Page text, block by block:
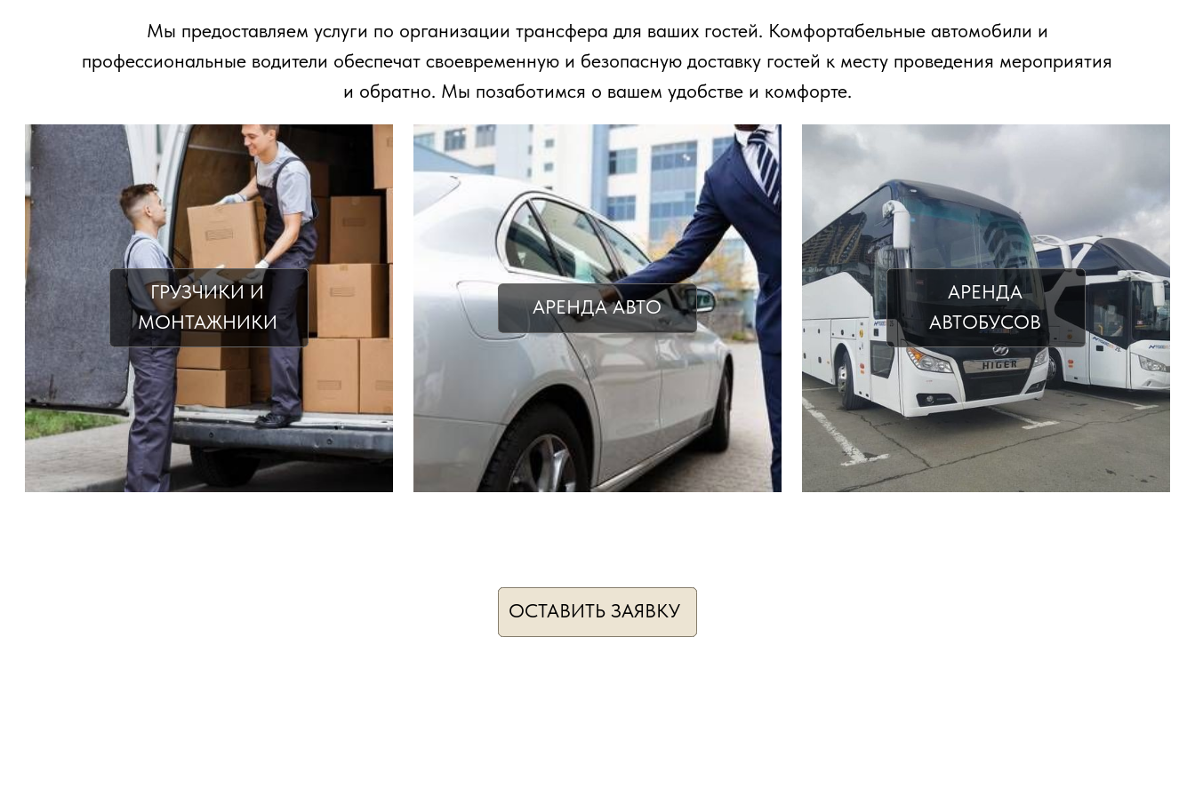
ГРУЗЧИКИ И
МОНТАЖНИКИ
АРЕНДА
АВТОБУСОВ
АРЕНДА АВТО
Мы предоставляем услуги по организации трансфера для ваших гостей. Комфортабельные автомобили и
профессиональные водители обеспечат своевременную и безопасную доставку гостей к месту проведения мероприятия
и обратно. Мы позаботимся о вашем удобстве и комфорте.